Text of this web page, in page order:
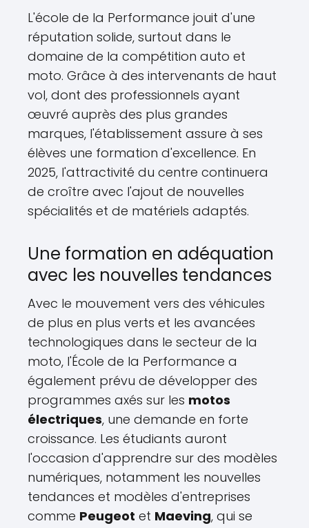
L'école de la Performance jouit d'une
réputation solide, surtout dans le
domaine de la compétition auto et
moto. Grâce à des intervenants de haut
vol, dont des professionnels ayant
œuvré auprès des plus grandes
marques, l'établissement assure à ses
élèves une formation d'excellence. En
2025, l'attractivité du centre continuera
de croître avec l'ajout de nouvelles
spécialités et de matériels adaptés.
Une formation en adéquation
avec les nouvelles tendances
Avec le mouvement vers des véhicules
de plus en plus verts et les avancées
technologiques dans le secteur de la
moto, l'École de la Performance a
également prévu de développer des
programmes axés sur les motos
électriques, une demande en forte
croissance. Les étudiants auront
l'occasion d'apprendre sur des modèles
numériques, notamment les nouvelles
tendances et modèles d'entreprises
comme Peugeot et Maeving, qui se